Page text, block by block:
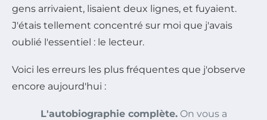
gens arrivaient, lisaient deux lignes, et fuyaient.
J'étais tellement concentré sur moi que j'avais
oublié l'essentiel : le lecteur.
Voici les erreurs les plus fréquentes que j'observe
encore aujourd'hui :
L'autobiographie complète. On vous a